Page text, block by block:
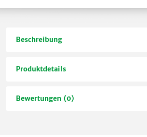
Beschreibung
Produktdetails
Bewertungen (0)